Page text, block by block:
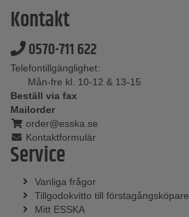
Kontakt
0570-711 622
Telefontillgänglighet:
Mån-fre kl. 10-12 & 13-15
Beställ via fax
Mailorder
order@esska.se
Kontaktformulär
Service
Vanliga frågor
Tillgodokvitto till förstagångsköpare
Mitt ESSKA